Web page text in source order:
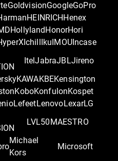
GoldvisionGoogleGoPro
HEINRICH Henex
Hollyland HonorHori
Ichill Iku IMOUIncase
ItelJabraJBLJireno
KAWAKBEKensington
KoboKonfulonKospet
LefeetLenovoLexarLG
LVL50 MAESTRO
Michael
Kors
Microsoft